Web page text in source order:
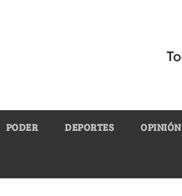
PODER DEPORTES OPINIÓN